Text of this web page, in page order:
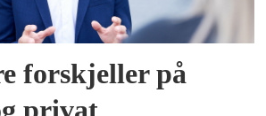
forskjeller på